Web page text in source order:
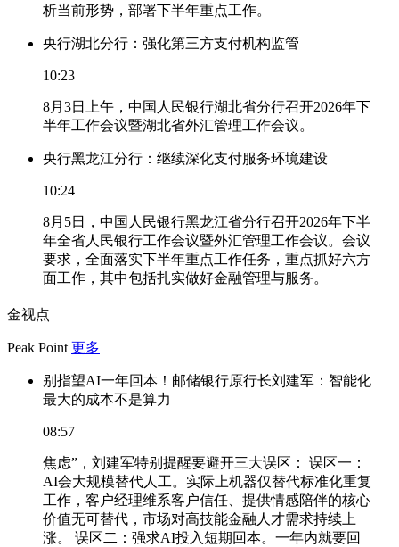
析当前形势，部署下半年重点工作。
央行湖北分行：强化第三方支付机构监管
10:23
8月3日上午，中国人民银行湖北省分行召开2026年下
半年工作会议暨湖北省外汇管理工作会议。
央行黑龙江分行：继续深化支付服务环境建设
10:24
8月5日，中国人民银行黑龙江省分行召开2026年下半
年全省人民银行工作会议暨外汇管理工作会议。会议
要求，全面落实下半年重点工作任务，重点抓好六方
面工作，其中包括扎实做好金融管理与服务。
金视点
Peak Point 更多
别指望AI一年回本！邮储银行原行长刘建军：智能化
最大的成本不是算力
08:57
焦虑”，刘建军特别提醒要避开三大误区： 误区一：
AI会大规模替代人工。实际上机器仅替代标准化重复
工作，客户经理维系客户信任、提供情感陪伴的核心
价值无可替代，市场对高技能金融人才需求持续上
涨。 误区二：强求AI投入短期回本。一年内就要回